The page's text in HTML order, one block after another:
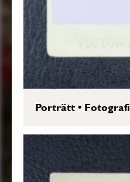
Porträtt• Fotografi